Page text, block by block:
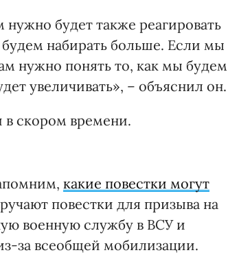
будет также реагировать
набирать больше. Если мы
нужно понять то, как мы будем
увеличивать», – объяснил он.
в скором времени.
какие повестки могут
повестки для призыва на
военную службу в ВСУ и
за всеобщей мобилизации.